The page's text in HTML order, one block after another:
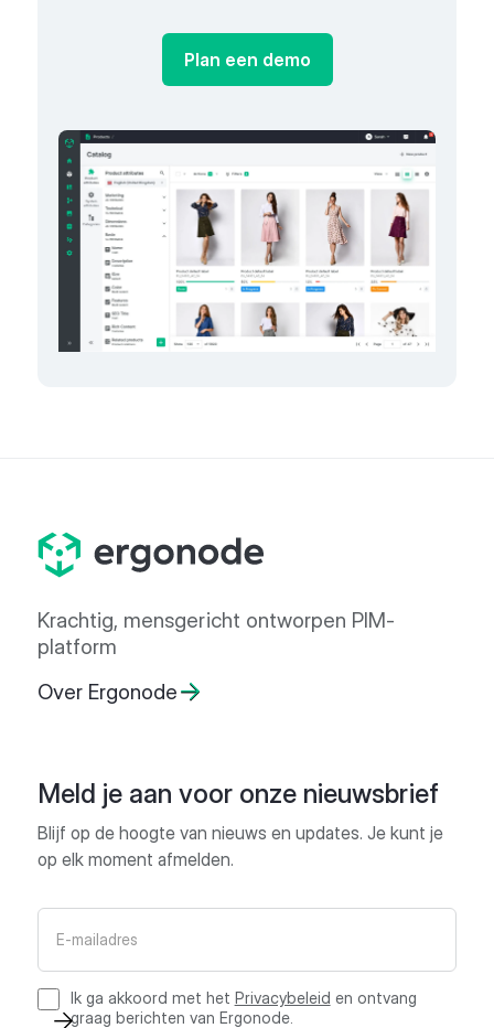
Plan een demo
Krachtig, mensgericht ontworpen PIM-
platform
Over Ergonode
Meld je aan voor onze nieuwsbrief
Blijf op de hoogte van nieuws en updates. Je kunt je
op elk moment afmelden.
Ik ga akkoord met het Privacybeleid en ontvang
graag berichten van Ergonode.